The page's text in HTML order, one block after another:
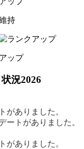
況2026
がありました。
ートがありました。
がありました。